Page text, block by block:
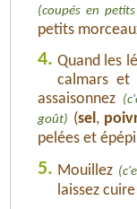
(coupés en
petits
4. Quand les
calmars et
assaisonnez
goût) (sel ,
pelées et
5. Mouillez
laissez